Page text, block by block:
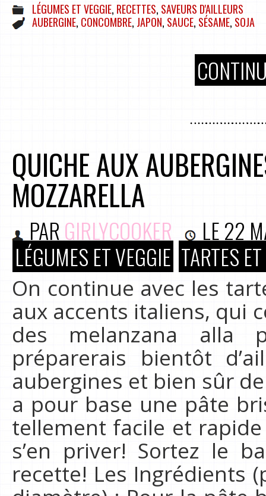
LÉGUMES ET VEGGIE, RECETTES, SAVEURS D'AILLEURS
AUBERGINE, CONCOMBRE, JAPON, SAUCE, SÉSAME, SOJA
QUICHE AUX
MOZZARELLA
PAR GIRLYCOOKER LE22
LÉGUMES ET VEGGIE TARTES
On continue avec les
aux accents italiens, qui
des melanzana alla
préparerais bientôt
aubergines et bien sûr
a pour base une pâte
tellement facile et
s’en priver! Sortez le
recette! Les Ingrédients